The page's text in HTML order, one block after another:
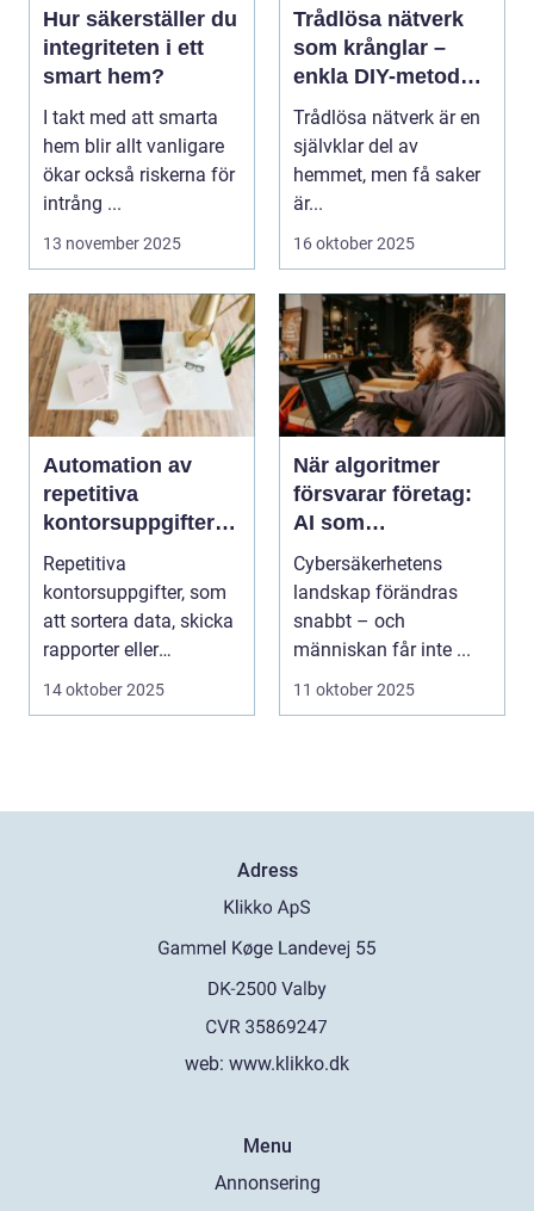
Hur säkerställer du
integriteten i ett
smart hem?
I takt med att smarta
hem blir allt vanligare
ökar också riskerna för
intrång ...
13 november 2025
Trådlösa nätverk
som krånglar –
enkla DIY-metoder
för stabilare Wi-Fi i
hela hemmet
Trådlösa nätverk är en
självklar del av
hemmet, men få saker
är...
16 oktober 2025
Automation av
repetitiva
kontorsuppgifter –
från skript till
avancerad
programvara
Repetitiva
kontorsuppgifter, som
att sortera data, skicka
rapporter eller
uppdatera dokument,
14 oktober 2025
När algoritmer
försvarar företag:
AI som
cybersäkerhetens
nya vaktmästare
Cybersäkerhetens
landskap förändras
snabbt – och
människan får inte ...
11 oktober 2025
Adress
web: www.klikko.dk
Menu
Annonsering